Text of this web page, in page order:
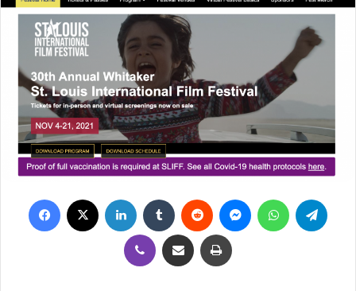
Facebook LinkedIn Tumblr Reddit MessengerWhatsApp
Viber Compartir por correo electrónicoImprimir